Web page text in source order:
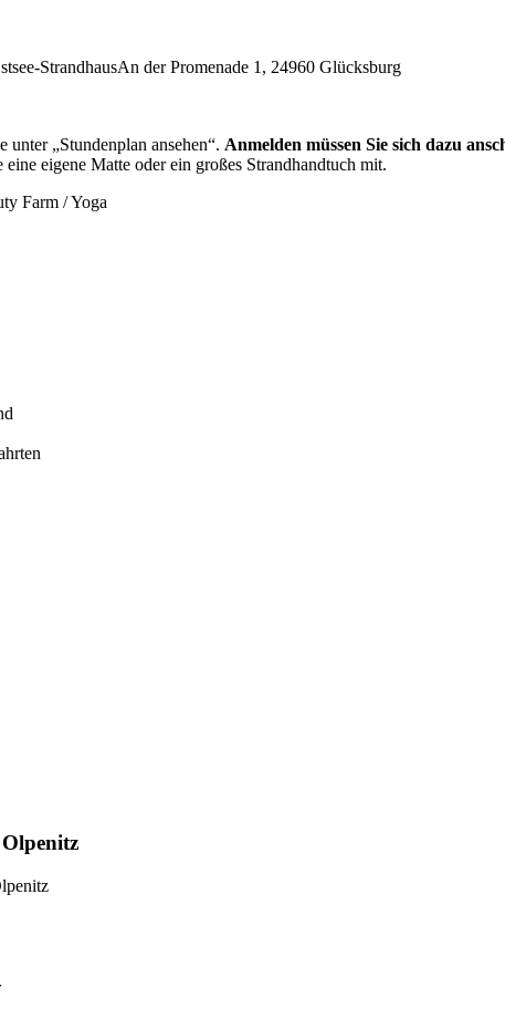
StrandhausAn der Promenade 1, 24960 Glücksburg
„Stundenplan ansehen“. Anmelden müssen Sie sich dazu
eigene Matte oder ein großes Strandhandtuch mit.
Farm / Yoga